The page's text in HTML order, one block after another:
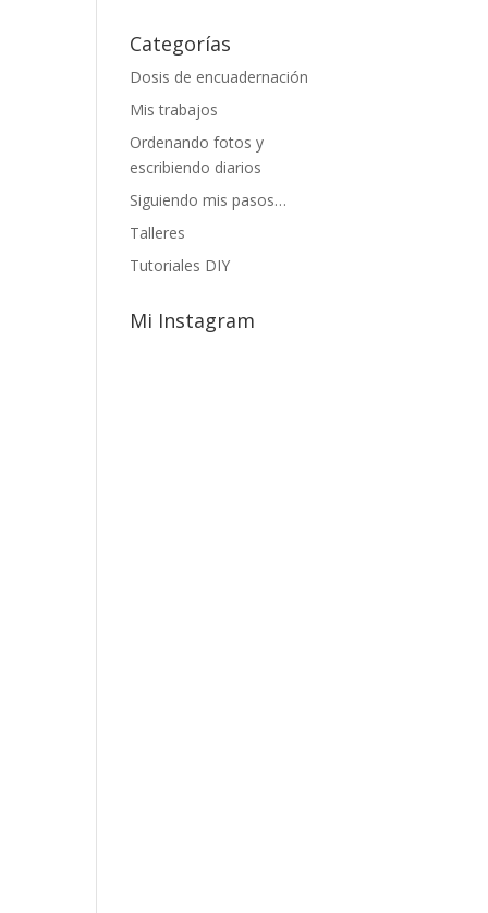
Categorías
Dosis de encuadernación
Mis trabajos
Ordenando fotos y
escribiendo diarios
Siguiendo mis pasos…
Talleres
Tutoriales DIY
Mi Instagram